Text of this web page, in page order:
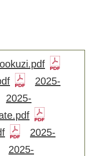
2025-
2025-
2025-
2025-